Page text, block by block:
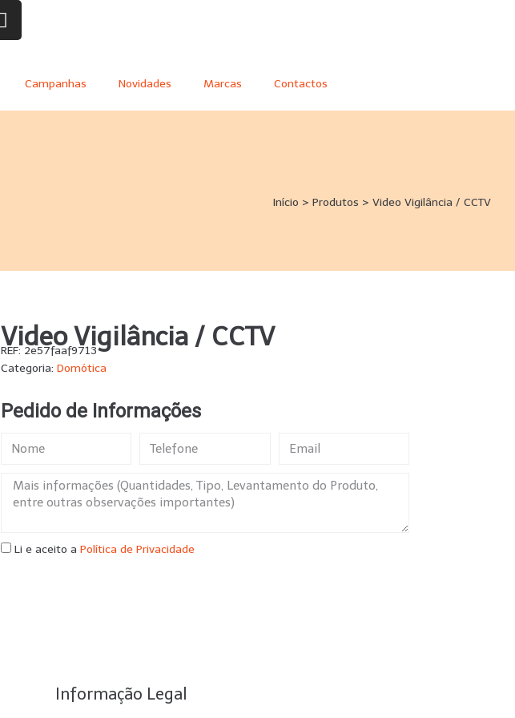
Campanhas Novidades Marcas Contactos
Início > Produtos > Video Vigilância / CCTV
Video Vigilância / CCTV
REF: 2e57faaf9713
Categoria: Domótica
Pedido de Informações
Li e aceito a Política de Privacidade
Informação Legal